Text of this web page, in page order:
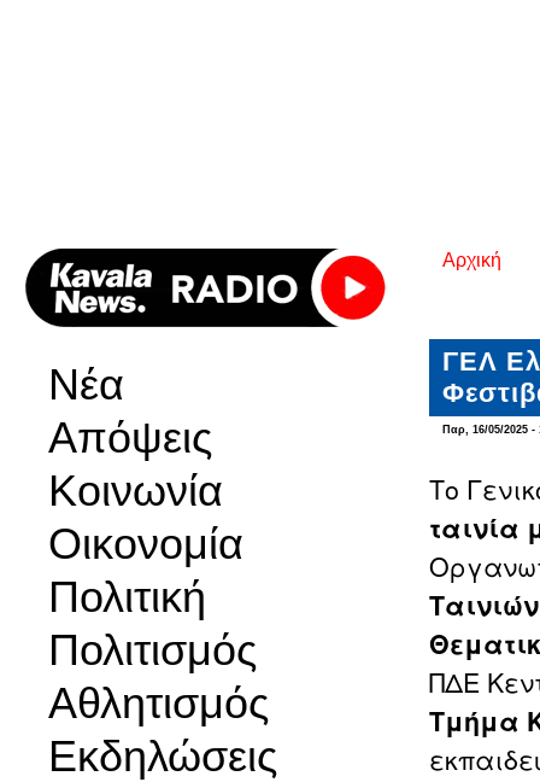
Νέα
Απόψεις
Κοινωνία
Οικονομία
Πολιτική
Πολιτισμός
Αθλητισμός
Εκδηλώσεις
Είστε
Αρχική
ΓΕΛ
Παρ, 16/05/2025 -
Το
ταινία
Ταινιών
ΠΔΕ
Τμήμα